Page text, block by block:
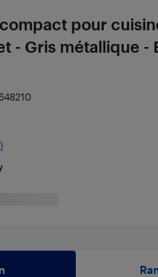
pour
- Gris métallique -